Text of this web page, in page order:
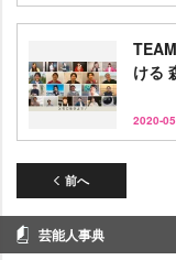
ける
2020-
前へ
芸能人事典